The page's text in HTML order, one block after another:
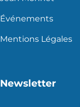
Événements
Mentions Légales
Newsletter